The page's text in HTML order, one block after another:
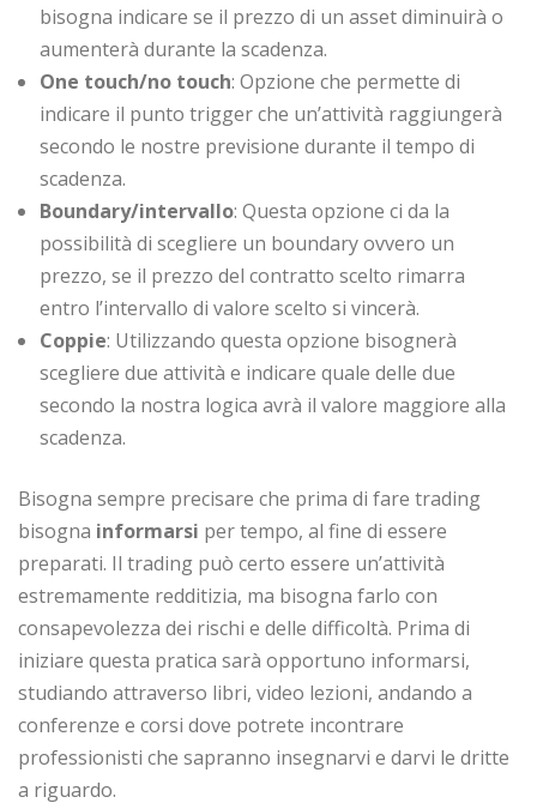
bisogna indicare se il prezzo di un asset diminuirà o
aumenterà durante la scadenza.
One touch/no touch: Opzione che permette di
indicare il punto trigger che un’attività raggiungerà
secondo le nostre previsione durante il tempo di
scadenza.
Boundary/intervallo: Questa opzione ci da la
possibilità di scegliere un boundary ovvero un
prezzo, se il prezzo del contratto scelto rimarra
entro l’intervallo di valore scelto si vincerà.
Coppie: Utilizzando questa opzione bisognerà
scegliere due attività e indicare quale delle due
secondo la nostra logica avrà il valore maggiore alla
scadenza.
Bisogna sempre precisare che prima di fare trading
bisogna informarsi per tempo, al fine di essere
preparati. Il trading può certo essere un’attività
estremamente redditizia, ma bisogna farlo con
consapevolezza dei rischi e delle difficoltà. Prima di
iniziare questa pratica sarà opportuno informarsi,
studiando attraverso libri, video lezioni, andando a
conferenze e corsi dove potrete incontrare
professionisti che sapranno insegnarvi e darvi le dritte
a riguardo.